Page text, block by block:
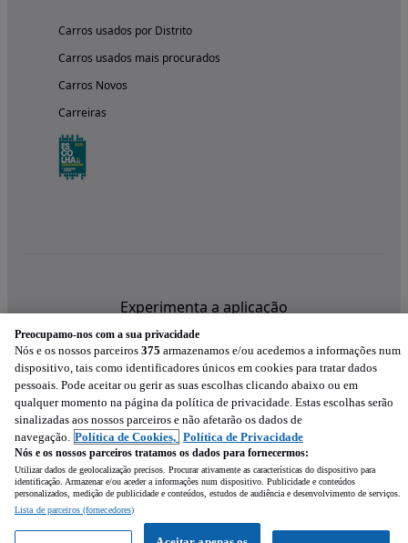
Carros usados por Distrito
Carros usados mais procurados
Carros Novos
Carreiras
Experimenta a aplicação
Preocupamo-nos com a sua privacidade
Nós e os nossos parceiros 375 armazenamos e/ou acedemos a informações num
dispositivo, tais como identificadores únicos em cookies para tratar dados
pessoais. Pode aceitar ou gerir as suas escolhas clicando abaixo ou em
qualquer momento na página da política de privacidade. Estas escolhas serão
sinalizadas aos nossos parceiros e não afetarão os dados de
navegação. Política de Cookies, Política de Privacidade
Nós e os nossos parceiros tratamos os dados para fornecermos:
Utilizar dados de geolocalização precisos. Procurar ativamente as características do dispositivo para
identificação. Armazenar e/ou aceder a informações num dispositivo. Publicidade e conteúdos
personalizados, medição de publicidade e conteúdos, estudos de audiência e desenvolvimento de serviços.
Lista de parceiros (fornecedores)